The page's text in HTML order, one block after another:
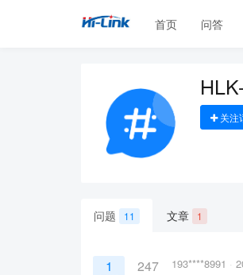
首页 问答
关注
问题 11 文章 1
1 247 193****8991